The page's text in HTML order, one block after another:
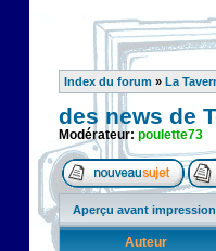
Index du forum » La
des news de
Modérateur: poulette73
Aperçu avant impression
Auteur